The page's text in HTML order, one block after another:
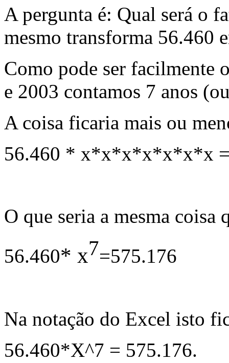
A pergunta é: Qual será o
mesmo transforma 56.460
Como pode ser facilmente
e 2003 contamos 7 anos
A coisa ficaria mais ou
56.460 * x*x*x*x*x*x*x =
O que seria a mesma coisa
56.460* x7=575.176
Na notação do Excel isto
56.460*X^7 = 575.176.